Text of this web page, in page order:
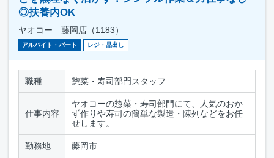
◎扶養内OK
ヤオコー 藤岡店（1183）
アルバイト・パート レジ・品出し
職種 惣菜・寿司部門スタッフ
仕事内容
ヤオコーの惣菜・寿司部門にて、人気のおか
ず作りや寿司の簡単な製造・陳列などをお任
せします。
勤務地 藤岡市